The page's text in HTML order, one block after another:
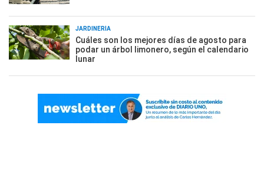
JARDINERÍA
Cuáles son los mejores días de agosto para
podar un árbol limonero, según el calendario
lunar